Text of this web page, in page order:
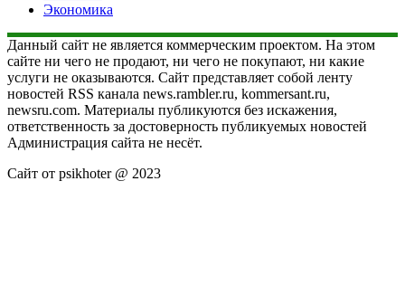
Экономика
Данный сайт не является коммерческим проектом. На этом
сайте ни чего не продают, ни чего не покупают, ни какие
услуги не оказываются. Сайт представляет собой ленту
новостей RSS канала news.rambler.ru, kommersant.ru,
newsru.com. Материалы публикуются без искажения,
ответственность за достоверность публикуемых новостей
Администрация сайта не несёт.
Сайт от psikhoter @ 2023